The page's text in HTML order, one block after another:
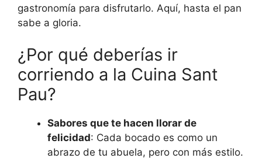
gastronomía para disfrutarlo. Aquí, hasta el pan
sabe a gloria.
¿Por qué deberías ir
corriendo a la Cuina Sant
Pau?
Sabores que te hacen llorar de
felicidad: Cada bocado es como un
abrazo de tu abuela, pero con más estilo.